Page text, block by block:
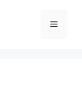
메